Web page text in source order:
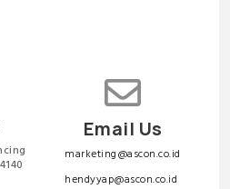

Email Us
marketing@ascon.co.id
hendyyap@ascon.co.id